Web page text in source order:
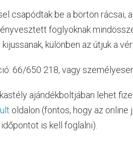
csapódtak be a börtön rácsai,
foglyoknak
különben az útjuk a
66/650 218, vagy
ajándékboltjában lehet
oldalon (fontos, hogy az
is kell foglalni).